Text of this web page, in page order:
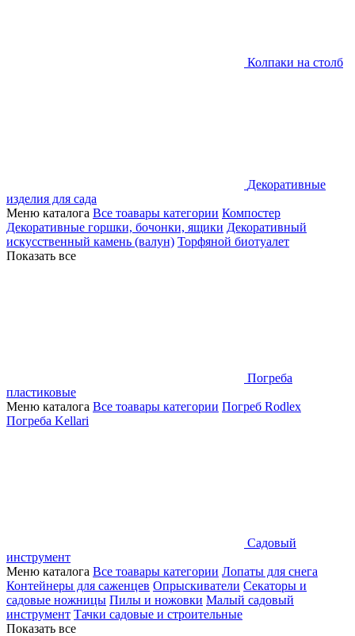
Колпаки на столб
Декоративные
изделия для сада
Меню каталога Все тоавары категории Компостер
Декоративные горшки, бочонки, ящики Декоративный
искусственный камень (валун) Торфяной биотуалет
Показать все
Погреба
пластиковые
Меню каталога Все тоавары категории Погреб Rodlex
Погреба Kellari
Садовый
инструмент
Меню каталога Все тоавары категории Лопаты для снега
Контейнеры для саженцев Опрыскиватели Секаторы и
садовые ножницы Пилы и ножовки Малый садовый
инструмент Тачки садовые и строительные
Показать все